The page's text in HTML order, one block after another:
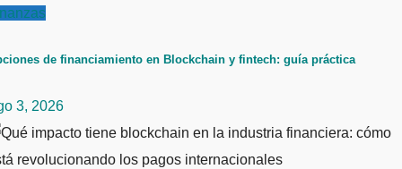
de financiamiento en Blockchain y fintech: guía práctica
3, 2026